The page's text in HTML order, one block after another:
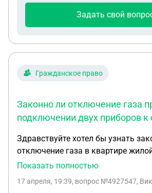
Задать свой
Гражданское право
Законно ли отключение газа
подключении двух приборов к
Здравствуйте хотел бы узнать
отключение газа в квартире
подключена духовка и газовая
- это на 2025 год а подключение
Показать полностью
17 апреля, 19:39, вопрос №4927547,